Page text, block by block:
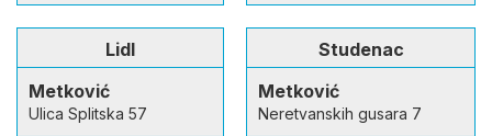
Lidl
Metković
Ulica Splitska 57
Studenac
Metković
Neretvanskih gusara 7